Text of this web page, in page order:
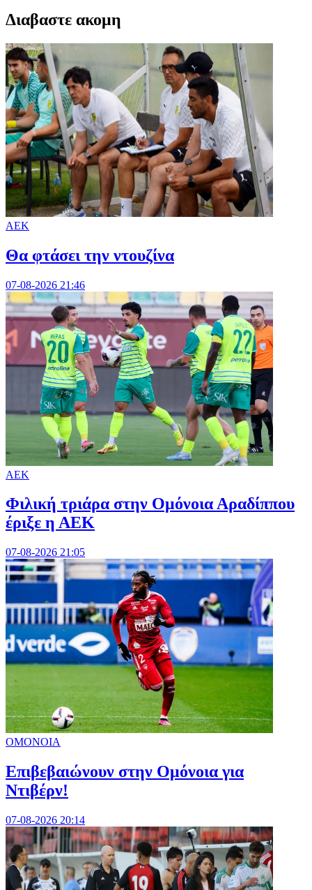
Διαβαστε ακομη
ΑΕΚ
Θα φτάσει την ντουζίνα
07-08-2026 21:46
ΑΕΚ
Φιλική τριάρα στην Ομόνοια Αραδίππου
έριξε η ΑΕΚ
07-08-2026 21:05
ΟΜΟΝΟΙΑ
Επιβεβαιώνουν στην Ομόνοια για
Ντιβέρν!
07-08-2026 20:14